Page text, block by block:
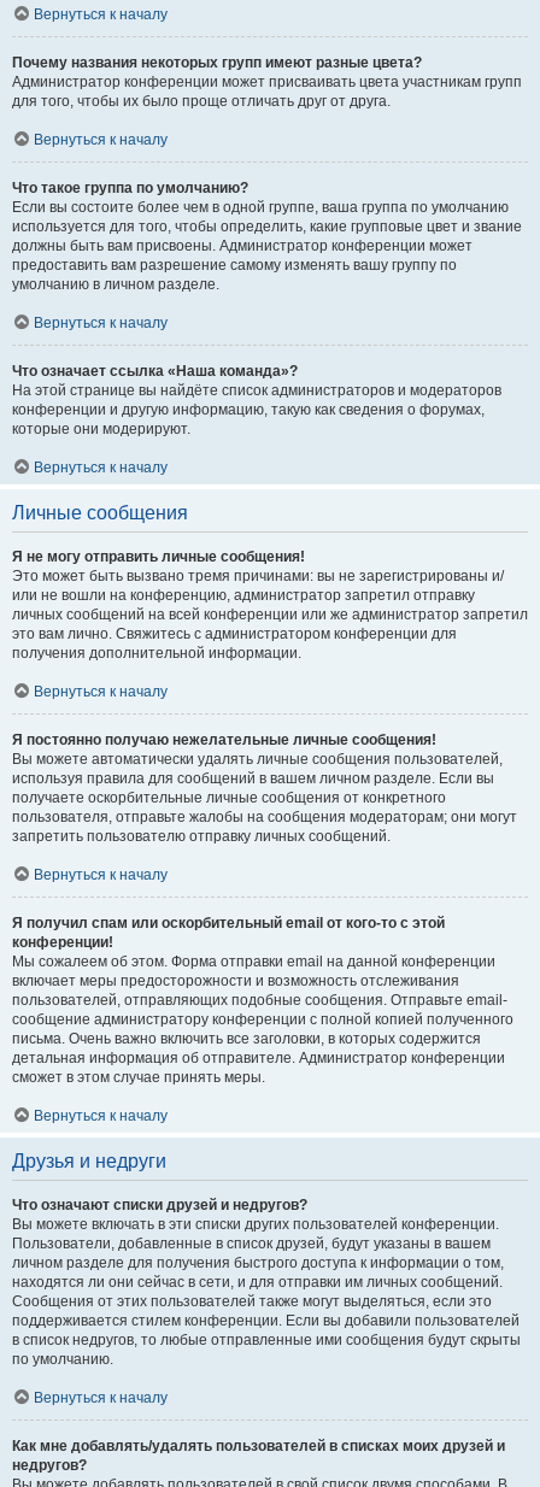
Вернуться к началу
Почему названия некоторых групп имеют разные цвета?
Администратор конференции может присваивать цвета участникам групп
для того, чтобы их было проще отличать друг от друга.
Вернуться к началу
Что такое группа по умолчанию?
Если вы состоите более чем в одной группе, ваша группа по умолчанию
используется для того, чтобы определить, какие групповые цвет и звание
должны быть вам присвоены. Администратор конференции может
предоставить вам разрешение самому изменять вашу группу по
умолчанию в личном разделе.
Вернуться к началу
Что означает ссылка «Наша команда»?
На этой странице вы найдёте список администраторов и модераторов
конференции и другую информацию, такую как сведения о форумах,
которые они модерируют.
Вернуться к началу
Личные сообщения
Я не могу отправить личные сообщения!
Это может быть вызвано тремя причинами: вы не зарегистрированы и/
или не вошли на конференцию, администратор запретил отправку
личных сообщений на всей конференции или же администратор запретил
это вам лично. Свяжитесь с администратором конференции для
получения дополнительной информации.
Вернуться к началу
Я постоянно получаю нежелательные личные сообщения!
Вы можете автоматически удалять личные сообщения пользователей,
используя правила для сообщений в вашем личном разделе. Если вы
получаете оскорбительные личные сообщения от конкретного
пользователя, отправьте жалобы на сообщения модераторам; они могут
запретить пользователю отправку личных сообщений.
Вернуться к началу
Я получил спам или оскорбительный email от кого-то с этой
конференции!
Мы сожалеем об этом. Форма отправки email на данной конференции
включает меры предосторожности и возможность отслеживания
пользователей, отправляющих подобные сообщения. Отправьте email-
сообщение администратору конференции с полной копией полученного
письма. Очень важно включить все заголовки, в которых содержится
детальная информация об отправителе. Администратор конференции
сможет в этом случае принять меры.
Вернуться к началу
Друзья и недруги
Что означают списки друзей и недругов?
Вы можете включать в эти списки других пользователей конференции.
Пользователи, добавленные в список друзей, будут указаны в вашем
личном разделе для получения быстрого доступа к информации о том,
находятся ли они сейчас в сети, и для отправки им личных сообщений.
Сообщения от этих пользователей также могут выделяться, если это
поддерживается стилем конференции. Если вы добавили пользователей
в список недругов, то любые отправленные ими сообщения будут скрыты
по умолчанию.
Вернуться к началу
Как мне добавлять/удалять пользователей в списках моих друзей и
недругов?